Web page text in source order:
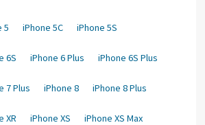
5 iPhone 5C iPhone 5S
6S iPhone 6 Plus iPhone 6S Plus
7 Plus iPhone 8 iPhone 8 Plus
XR iPhone XS iPhone XS Max